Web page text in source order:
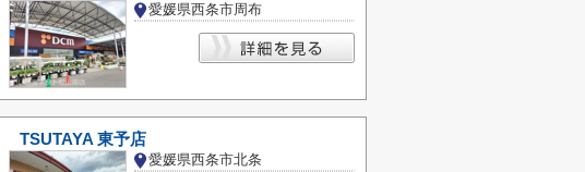
愛媛県西条市周布
TSUTAYA 東予店
愛媛県西条市北条